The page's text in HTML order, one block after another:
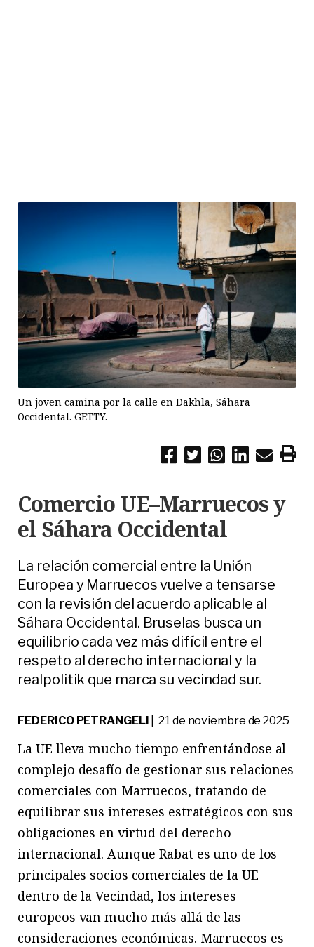
Un joven camina por la calle en Dakhla, Sáhara
Occidental. GETTY.
Comercio UE–Marruecos y
el Sáhara Occidental
La relación comercial entre la Unión
Europea y Marruecos vuelve a tensarse
con la revisión del acuerdo aplicable al
Sáhara Occidental. Bruselas busca un
equilibrio cada vez más difícil entre el
respeto al derecho internacional y la
realpolitik que marca su vecindad sur.
FEDERICO PETRANGELI | 21 de noviembre de 2025
La UE lleva mucho tiempo enfrentándose al
complejo desafío de gestionar sus relaciones
comerciales con Marruecos, tratando de
equilibrar sus intereses estratégicos con sus
obligaciones en virtud del derecho
internacional. Aunque Rabat es uno de los
principales socios comerciales de la UE
dentro de la Vecindad, los intereses
europeos van mucho más allá de las
consideraciones económicas. Marruecos es